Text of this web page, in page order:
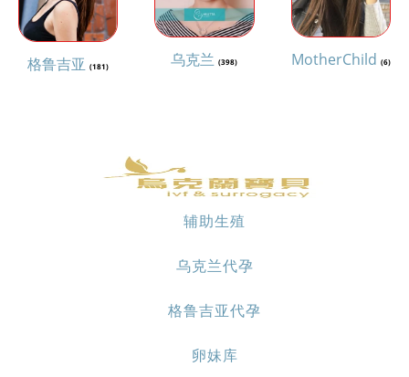
格鲁吉亚(181) 乌克兰(398) MotherChild (6)
辅助生殖
乌克兰代孕
格鲁吉亚代孕
卵妹库